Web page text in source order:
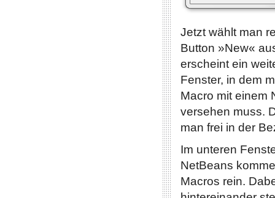
Jetzt wählt man
Button »New«
erscheint ein
Fenster, in dem
Macro mit einem
versehen muss.
man frei in der
Im unteren
NetBeans
Macros rein.